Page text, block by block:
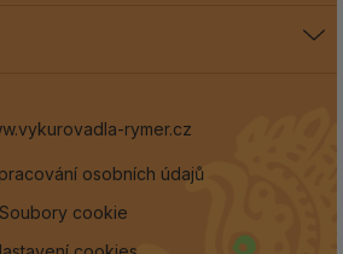
rymer.cz
osobních údajů
Soubory cookie